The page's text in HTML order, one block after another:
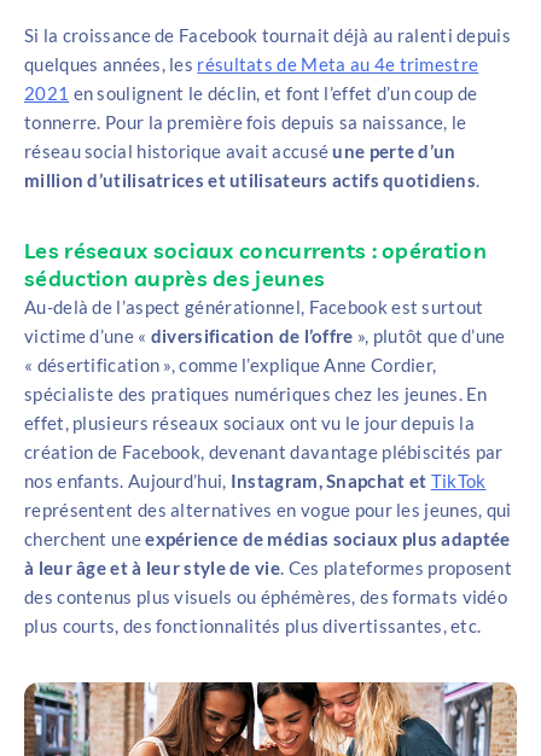
Si la croissance de Facebook tournait déjà au ralenti depuis
quelques années, les résultats de Meta au 4e trimestre
2021 en soulignent le déclin, et font l’effet d’un coup de
tonnerre. Pour la première fois depuis sa naissance, le
réseau social historique avait accuséune perte d’un
million d’utilisatrices et utilisateurs actifs quotidiens.
Les réseaux sociaux concurrents : opération
séduction auprès des jeunes
Au-delà de l’aspect générationnel, Facebook est surtout
victime d’une « diversification de l’offre », plutôt que d’une
« désertification », comme l’explique Anne Cordier,
spécialiste des pratiques numériques chez les jeunes. En
effet, plusieurs réseaux sociaux ont vu le jour depuis la
création de Facebook, devenant davantage plébiscités par
nos enfants. Aujourd’hui, Instagram, Snapchat et TikTok
représentent des alternatives en vogue pour les jeunes, qui
cherchent uneexpérience de médias sociaux plus adaptée
à leur âge et à leur style de vie. Ces plateformes proposent
des contenus plus visuels ou éphémères, des formats vidéo
plus courts, des fonctionnalités plus divertissantes, etc.